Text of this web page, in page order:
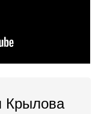
Крылова